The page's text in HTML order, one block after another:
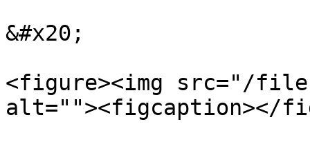
&#x20;
<figure><img src="/files/
alt=""><figcaption></